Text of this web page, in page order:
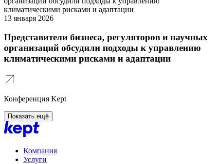
13 января 2026
Представители бизнеса, регуляторов и научных
организаций обсудили подходы к управлению
климатическими рисками и адаптации
Конференция Kept
Показать ещё
Компания
Услуги